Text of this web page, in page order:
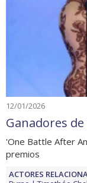
12/01/2026
Ganadores
'One Battle After
premios
ACTORES